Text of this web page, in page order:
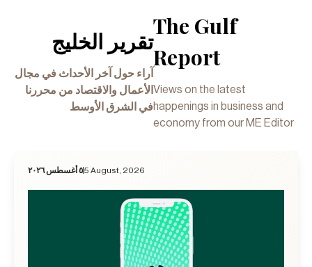
تقرير الخليج
آراء حول آخر الأحداث في مجال
الأعمال والاقتصاد من محررنا
في الشرق الأوسط
The Gulf
Report
Views on the latest
happenings in business and
economy from our ME Editor
٥ أغسطس ٢٠٢٦5 August, 2026